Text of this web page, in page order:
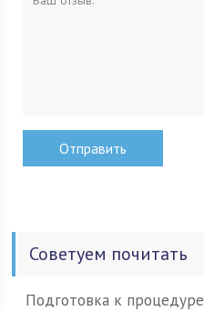
Советуем почитать
Подготовка к процедуре